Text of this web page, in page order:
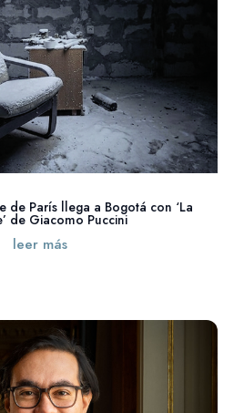
de París llega a Bogotá con ‘La
de Giacomo Puccini
leer más